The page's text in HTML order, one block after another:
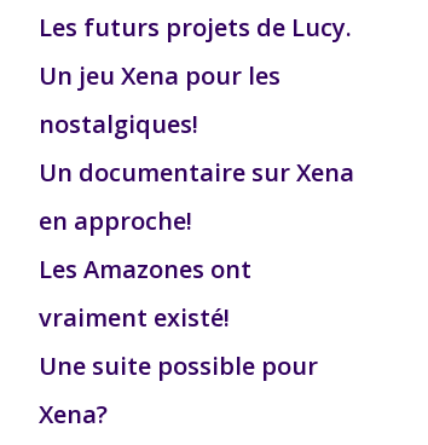
Les futurs projets de Lucy.
Un jeu Xena pour les
nostalgiques!
Un documentaire sur Xena
en approche!
Les Amazones ont
vraiment existé!
Une suite possible pour
Xena?